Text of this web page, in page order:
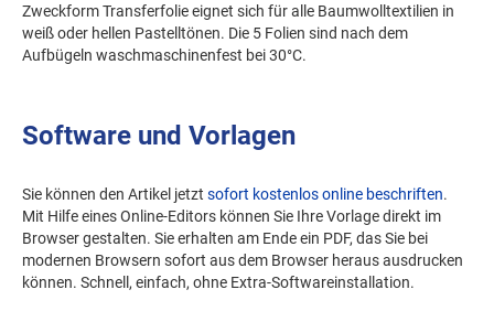
Zweckform Transferfolie eignet sich für alle Baumwolltextilien in
weiß oder hellen Pastelltönen. Die 5 Folien sind nach dem
Aufbügeln waschmaschinenfest bei 30°C.
Software und Vorlagen
Sie können den Artikel jetzt sofort kostenlos online beschriften.
Mit Hilfe eines Online-Editors können Sie Ihre Vorlage direkt im
Browser gestalten. Sie erhalten am Ende ein PDF, das Sie bei
modernen Browsern sofort aus dem Browser heraus ausdrucken
können. Schnell, einfach, ohne Extra-Softwareinstallation.